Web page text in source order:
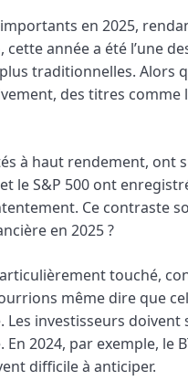
en 2025,
année a été l’une
traditionnelles. Alors
des titres comme
à haut rendement, ont
S&P 500 ont
Ce contraste
en 2025 ?
touché,
même dire que
investisseurs doivent
2024, par exemple, le
difficile à anticiper.